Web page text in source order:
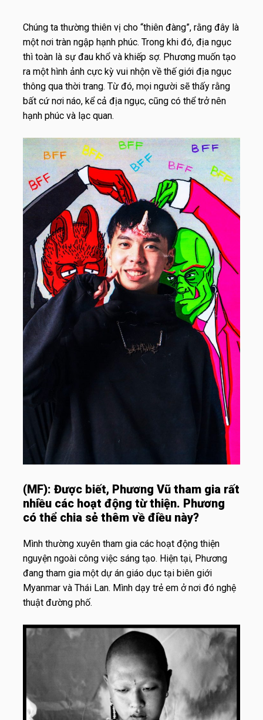
Chúng ta thường thiên vị cho “thiên đàng”, rằng đây là
một nơi tràn ngập hạnh phúc. Trong khi đó, địa ngục
thì toàn là sự đau khổ và khiếp sợ. Phương muốn tạo
ra một hình ảnh cực kỳ vui nhộn về thế giới địa ngục
thông qua thời trang. Từ đó, mọi người sẽ thấy rằng
bất cứ nơi náo, kể cả địa ngục, cũng có thể trở nên
hạnh phúc và lạc quan.
(MF): Được biết, Phương Vũ tham gia rất
nhiều các hoạt động từ thiện. Phương
có thể chia sẻ thêm về điều này?
Mình thường xuyên tham gia các hoạt động thiện
nguyện ngoài công việc sáng tạo. Hiện tại, Phương
đang tham gia một dự án giáo dục tại biên giới
Myanmar và Thái Lan. Mình dạy trẻ em ở nơi đó nghệ
thuật đường phố.